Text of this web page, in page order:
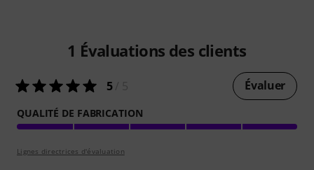
1 Évaluations des clients
5/ 5 Évaluer
QUALITÉ DE FABRICATION
Lignes directrices d'évaluation